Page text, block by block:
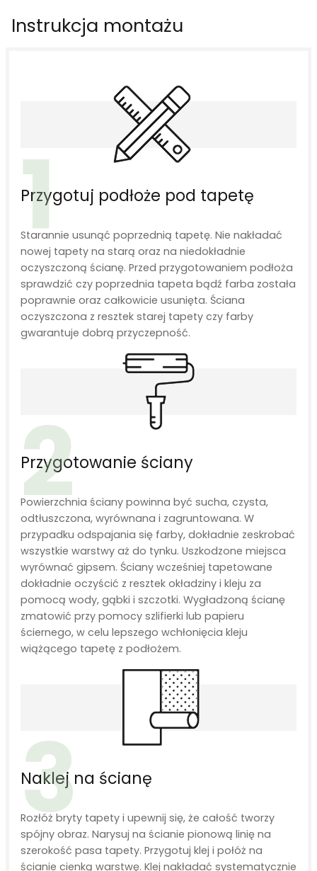
Instrukcja montażu
1
Przygotuj podłoże pod tapetę
Starannie usunąć poprzednią tapetę. Nie nakładać
nowej tapety na starą oraz na niedokładnie
oczyszczoną ścianę. Przed przygotowaniem podłoża
sprawdzić czy poprzednia tapeta bądź farba została
poprawnie oraz całkowicie usunięta. Ściana
oczyszczona z resztek starej tapety czy farby
gwarantuje dobrą przyczepność.
2
Przygotowanie ściany
Powierzchnia ściany powinna być sucha, czysta,
odtłuszczona, wyrównana i zagruntowana. W
przypadku odspajania się farby, dokładnie zeskrobać
wszystkie warstwy aż do tynku. Uszkodzone miejsca
wyrównać gipsem. Ściany wcześniej tapetowane
dokładnie oczyścić z resztek okładziny i kleju za
pomocą wody, gąbki i szczotki. Wygładzoną ścianę
zmatowić przy pomocy szlifierki lub papieru
ściernego, w celu lepszego wchłonięcia kleju
wiążącego tapetę z podłożem.
3
Naklej na ścianę
Rozłóż bryty tapety i upewnij się, że całość tworzy
spójny obraz. Narysuj na ścianie pionową linię na
szerokość pasa tapety. Przygotuj klej i połóż na
ścianie cienką warstwę. Klej nakładać systematycznie